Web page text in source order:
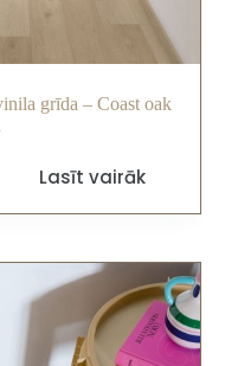
grīda – Coast oak
Lasīt vairāk